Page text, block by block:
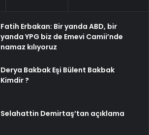
Fatih Erbakan: Bir yanda ABD, bir
yanda YPG biz de Emevi Camii’nde
namaz kılıyoruz
Derya Bakbak Eşi Bülent Bakbak
Kimdir ?
Selahattin Demirtaş’tan açıklama